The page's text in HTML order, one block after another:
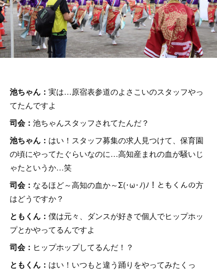
池ちゃん： 実は…原宿表参道のよさこいのスタッフやっ
てたんですよ
司会： 池ちゃんスタッフされてたんだ？
池ちゃん： はい！スタッフ募集の求人見つけて、保育園
の頃にやってたぐらいなのに…高知産まれの血が騒いじ
ゃたというか…笑
司会： なるほど～高知の血か～Σ(･ω･ﾉ)ﾉ！ともくんの方
はどうですか？
ともくん： 僕は元々、ダンスが好きで個人でヒップホッ
プとかやってるんですよ
司会： ヒップホップしてるんだ！？
ともくん： はい！いつもと違う踊りをやってみたくっ